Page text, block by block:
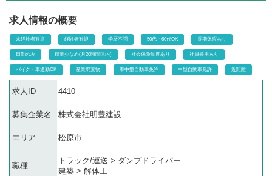
求人情報の概要
未経験者歓迎 経験者歓迎 学歴不問 50代・60代OK 長期休暇あり
日勤のみ 残業少なめ(月20時間以内) 社会保険制度あり 社員登用あり
バイク・車通勤OK 産業廃棄物 準中型自動車免許 中型自動車免許 近距離
求人ID 4410
募集企業名 株式会社明豊建設
エリア 松原市
職種
トラック/運送 > ダンプドライバー
建築 > 解体工